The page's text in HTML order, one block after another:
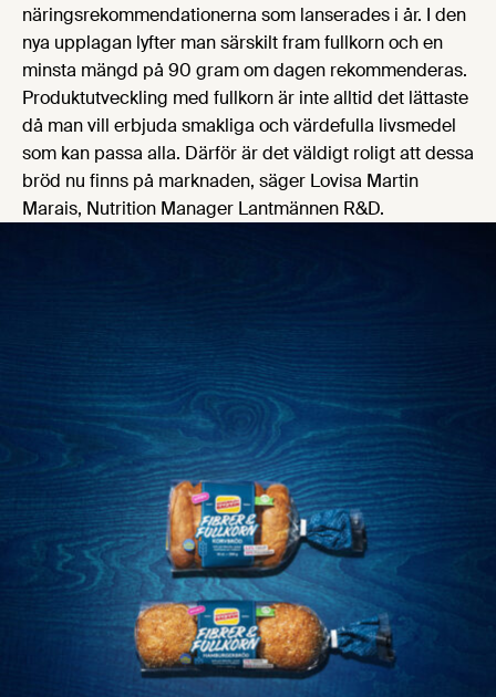
näringsrekommendationerna som lanserades i år. I den
nya upplagan lyfter man särskilt fram fullkorn och en
minsta mängd på 90 gram om dagen rekommenderas.
Produktutveckling med fullkorn är inte alltid det lättaste
då man vill erbjuda smakliga och värdefulla livsmedel
som kan passa alla. Därför är det väldigt roligt att dessa
bröd nu finns på marknaden, säger Lovisa Martin
Marais, Nutrition Manager Lantmännen R&D.